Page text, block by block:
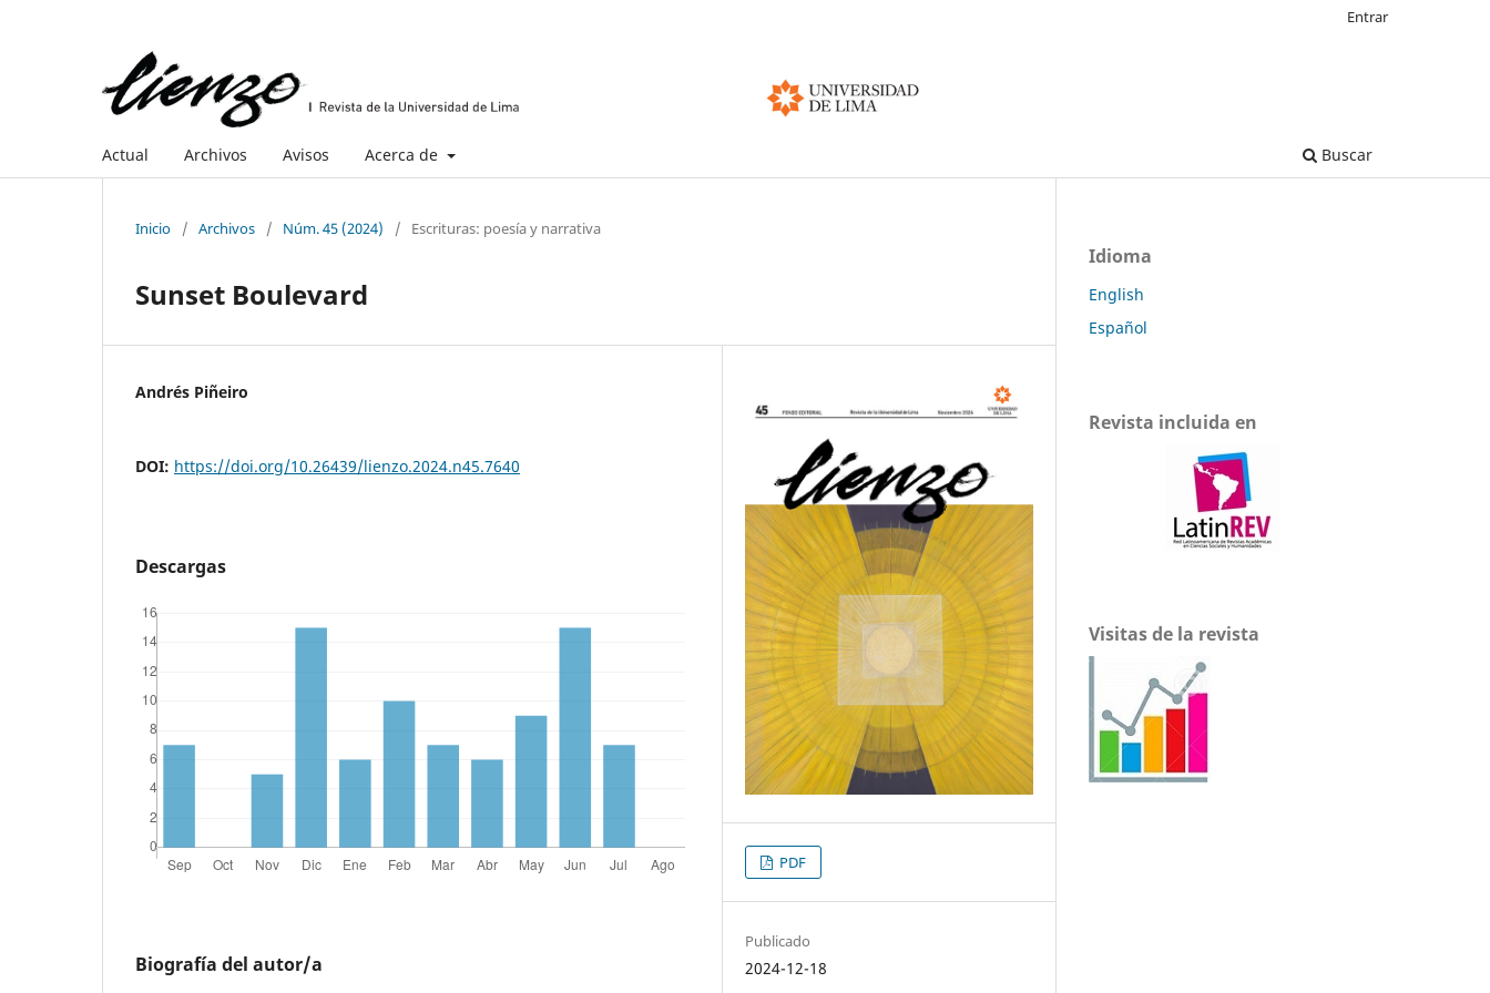
Actual Archivos Avisos Acerca de Buscar
Entrar
Inicio / Archivos / Núm. 45 (2024) / Escrituras: poesía y narrativa
Sunset Boulevard
Andrés Piñeiro
DOI: https://doi.org/10.26439/lienzo.2024.n45.7640
Descargas
Biografía del autor/a
PDF
Publicado
2024-12-18
Idioma
English
Español
Revista incluida en
Visitas de la revista